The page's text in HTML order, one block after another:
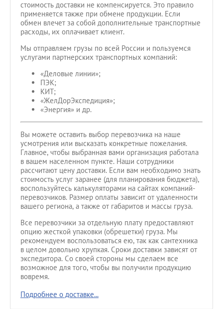
стоимость доставки не компенсируется. Это правило
применяется также при обмене продукции. Если
обмен влечет за собой дополнительные транспортные
расходы, их оплачивает клиент.
Мы отправляем грузы по всей России и пользуемся
услугами партнерских транспортных компаний:
«Деловые линии»;
ПЭК;
КИТ;
«ЖелДорЭкспедиция»;
«Энергия» и др.
Вы можете оставить выбор перевозчика на наше
усмотрения или высказать конкретные пожелания.
Главное, чтобы выбранная вами организация работала
в вашем населенном пункте. Наши сотрудники
рассчитают цену доставки. Если вам необходимо знать
стоимость услуг заранее (для планирования бюджета),
воспользуйтесь калькуляторами на сайтах компаний-
перевозчиков. Размер оплаты зависит от удаленности
вашего региона, а также от габаритов и массы груза.
Все перевозчики за отдельную плату предоставляют
опцию жесткой упаковки (обрешетки) груза. Мы
рекомендуем воспользоваться ею, так как сантехника
в целом довольно хрупкая. Сроки доставки зависят от
экспедитора. Со своей стороны мы сделаем все
возможное для того, чтобы вы получили продукцию
вовремя.
Подробнее о доставке...